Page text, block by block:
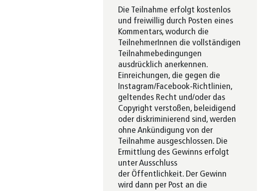
Die Teilnahme erfolgt kostenlos
und freiwillig durch Posten eines
Kommentars, wodurch die
TeilnehmerInnen die vollständigen
Teilnahmebedingungen
ausdrücklich anerkennen.⁠
Einreichungen, die gegen die
Instagram/Facebook-Richtlinien,
geltendes Recht und/oder das
Copyright verstoßen, beleidigend
oder diskriminierend sind, werden
ohne Ankündigung von der
Teilnahme ausgeschlossen.⁠ Die
Ermittlung des Gewinns erfolgt
unter Ausschluss
der Öffentlichkeit. Der Gewinn
wird dann per Post an die